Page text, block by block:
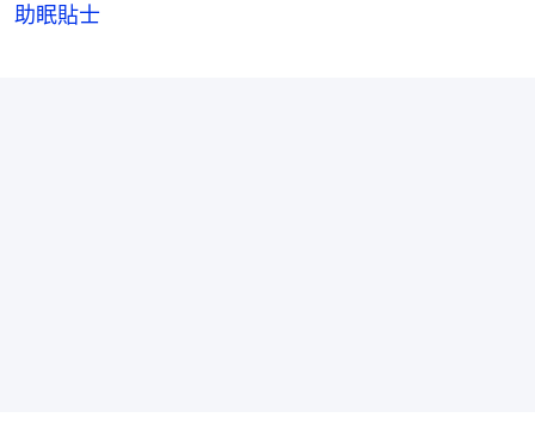
助眠貼士